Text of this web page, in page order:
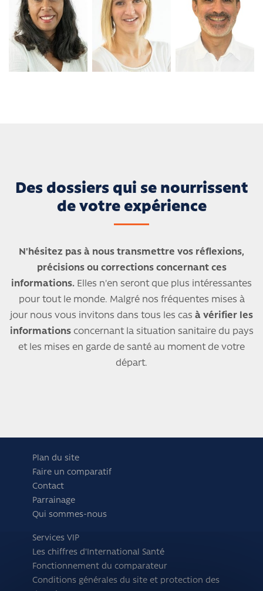
Des dossiers qui se nourrissent
de votre expérience
N'hésitez pas à nous transmettre vos réflexions,
précisions ou corrections concernant ces
informations. Elles n'en seront que plus intéressantes
pour tout le monde. Malgré nos fréquentes mises à
jour nous vous invitons dans tous les cas à vérifier les
informationsconcernant la situation sanitaire du pays
et les mises en garde de santé au moment de votre
départ.
Plan du site
Faire un comparatif
Contact
Parrainage
Qui sommes-nous
Services VIP
Les chiffres d'International Santé
Fonctionnement du comparateur
Conditions générales du site et protection des